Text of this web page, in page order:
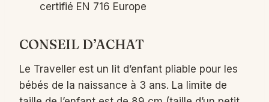
certifié EN 716 Europe
CONSEIL D’ACHAT
Le Traveller est un lit d’enfant pliable pour les
bébés de la naissance à 3 ans. La limite de